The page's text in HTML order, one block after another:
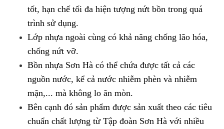
tốt, hạn chế tối đa hiện tượng nứt bồn trong quá
trình sử dụng.
Lớp nhựa ngoài cùng có khả năng chống lão hóa,
chống nứt vỡ.
Bồn nhựa Sơn Hà có thể chứa được tất cả các
nguồn nước, kể cả nước nhiễm phèn và nhiễm
mặn,... mà không lo ăn mòn.
Bên cạnh đó sản phẩm được sản xuất theo các tiêu
chuẩn chất lượng từ Tập đoàn Sơn Hà với nhiều